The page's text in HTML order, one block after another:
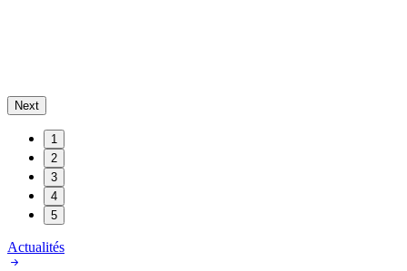
Next
1
2
3
4
5
Actualités